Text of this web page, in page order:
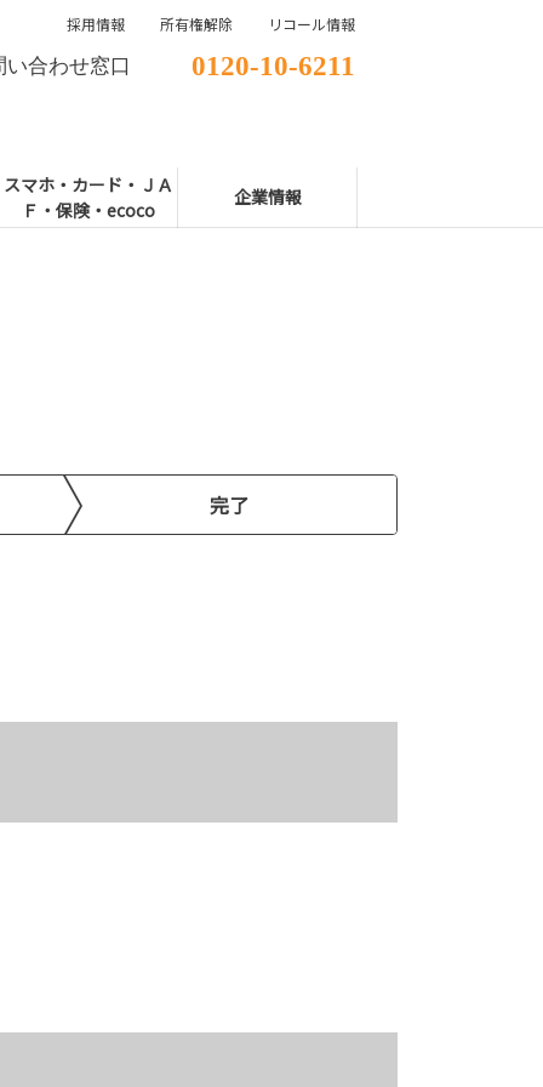
い合わせ窓口 0120-10-6211
スマホ・カード・ＪＡ
Ｆ・保険・ecoco
企業情報
採用情報 所有権解除 リコール情報
完了